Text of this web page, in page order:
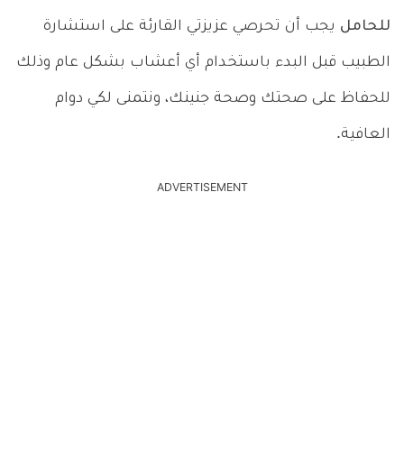
للحامل يجب أن تحرصي عزيزتي القارئة على استشارة
الطبيب قبل البدء باستخدام أي أعشاب بشكل عام وذلك
للحفاظ على صحتك وصحة جنينك، ونتمنى لكي دوام
العافية.
ADVERTISEMENT